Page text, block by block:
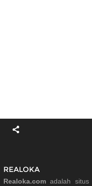
REALOKA
Realoka.com adalah